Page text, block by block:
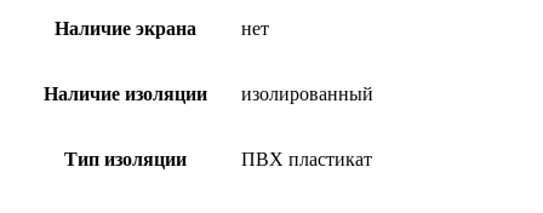
Наличие экрана нет
Наличие изоляции изолированный
Тип изоляции ПВХ пластикат